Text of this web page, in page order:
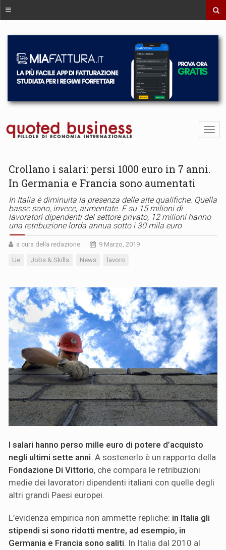
Crollano i salari: persi 1000 euro in 7 anni.
In Germania e Francia sono aumentati
In Italia è diminuita la presenza delle alte qualifiche. Quella
basse sono, invece, aumentate. E su 15 milioni di
lavoratori dipendenti del settore privato, 12 milioni hanno
una retribuzione lorda annua sotto i 30 mila euro
a cura della redazione 9 Marzo, 2019
Ue Jobs & Skills News lavoro
I salari hanno perso mille euro di potere d’acquisto
negli ultimi sette anni. A sostenerlo è un rapporto della
Fondazione Di Vittorio, che compara le retribuzioni
medie dei lavoratori dipendenti italiani con quelle degli
altri grandi Paesi europei.
L’evidenza empirica non ammette repliche: in Italia gli
stipendi si sono ridotti mentre, ad esempio, in
Germania e Francia sono saliti. In Italia dal 2010 al